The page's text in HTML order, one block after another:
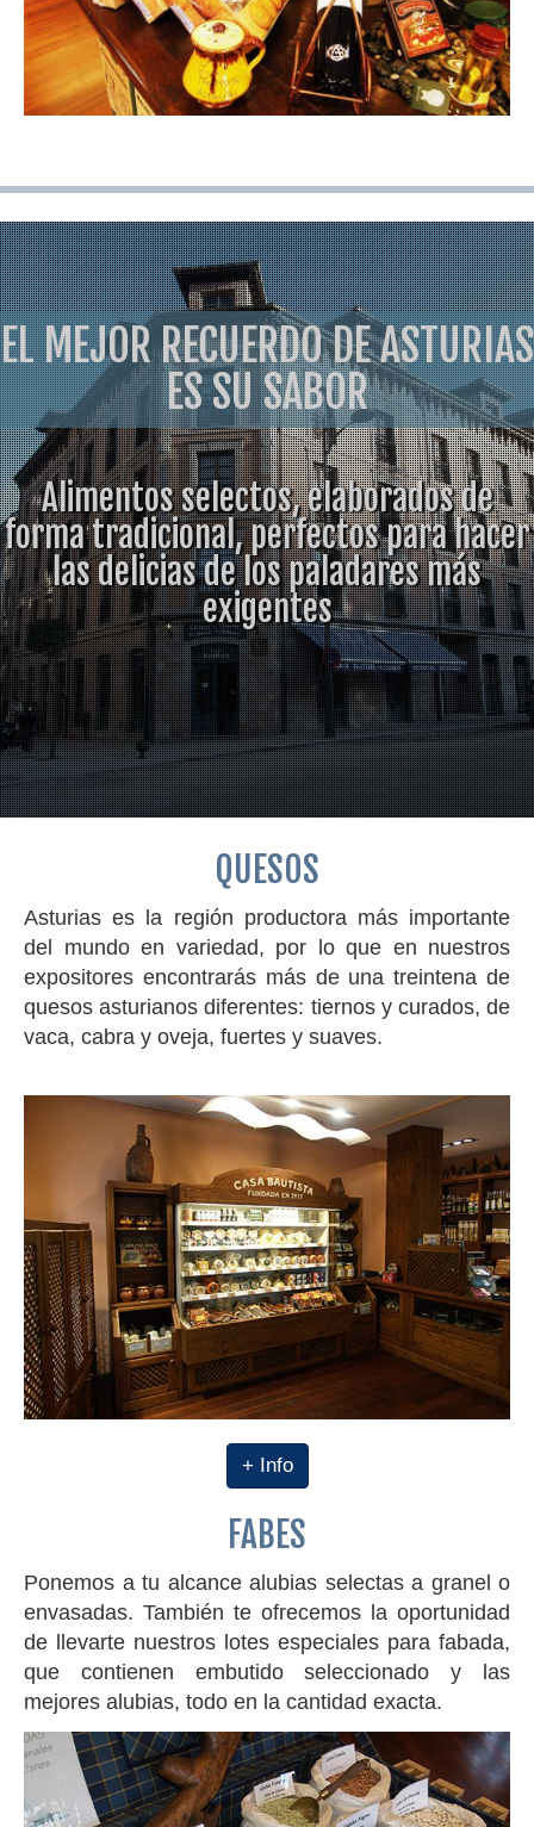
EL MEJOR RECUERDO DE ASTURIAS
ES SU SABOR
Alimentos selectos, elaborados de
forma tradicional, perfectos para hacer
las delicias de los paladares más
exigentes
QUESOS
Asturias es la región productora más importante
del mundo en variedad, por lo que en nuestros
expositores encontrarás más de una treintena de
quesos asturianos diferentes: tiernos y curados, de
vaca, cabra y oveja, fuertes y suaves.
+ Info
FABES
Ponemos a tu alcance alubias selectas a granel o
envasadas. También te ofrecemos la oportunidad
de llevarte nuestros lotes especiales para fabada,
que contienen embutido seleccionado y las
mejores alubias, todo en la cantidad exacta.